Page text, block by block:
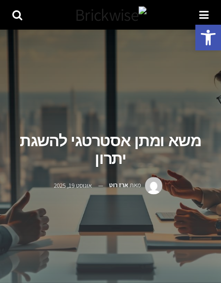
משא ומתן אסטרטגי להשגת
יתרון
מאת ארז רוט אוגוסט 19, 2025
פתח סרגל נגישות